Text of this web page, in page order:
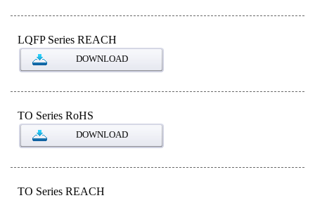
LQFP Series REACH
DOWNLOAD
TO Series RoHS
DOWNLOAD
TO Series REACH